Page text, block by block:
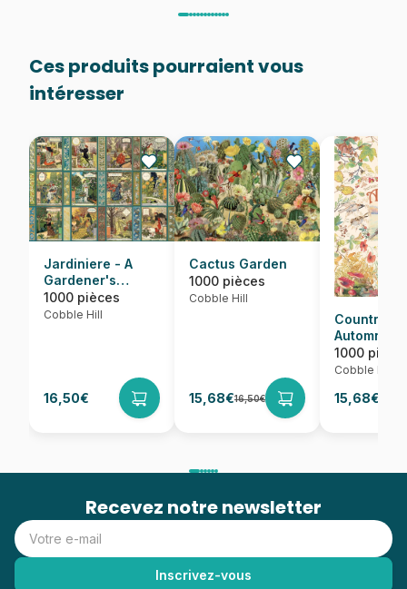
Ces produits pourraient vous
intéresser
Jardiniere - A
Gardener's
Calendar
1000 pièces
Cobble Hill
16,50€
Cactus Garden
1000 pièces
Cobble Hill
15,68€16,50€
Country
Automne
1000
Cobble Hill
15,68€
Recevez notre newsletter